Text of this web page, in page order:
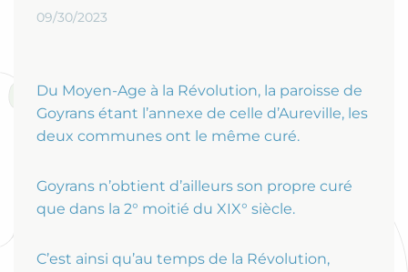
09/30/2023
Du Moyen-Age à la Révolution, la paroisse de
Goyrans étant l’annexe de celle d’Aureville, les
deux communes ont le même curé.
Goyrans n’obtient d’ailleurs son propre curé
que dans la 2° moitié du XIX° siècle.
C’est ainsi qu’au temps de la Révolution,